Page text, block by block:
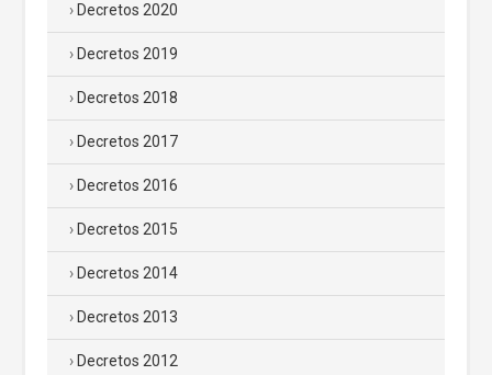
Decretos 2020
Decretos 2019
Decretos 2018
Decretos 2017
Decretos 2016
Decretos 2015
Decretos 2014
Decretos 2013
Decretos 2012